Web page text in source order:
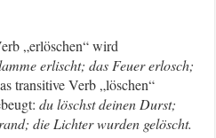
„erlöschen“ wird
erlischt; das Feuer erlosch;
transitive Verb „löschen“
du löschst deinen Durst;
die Lichter wurden gelöscht.